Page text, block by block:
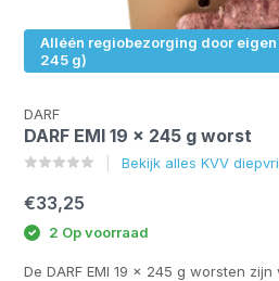
Alléén regiobezorging door
245 g)
DARF
DARF EMI 19 x 245 g worst
Bekijk alles KVV
€33,25
2 Op voorraad
De DARF EMI 19 x 245 g worsten